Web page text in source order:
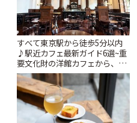
すべて東京駅から徒歩5分以内
♪駅近カフェ最新ガイド6選~重
要文化財の洋館カフェから、改
札すぐのレトロ喫茶まで~ | こと
りっぷ